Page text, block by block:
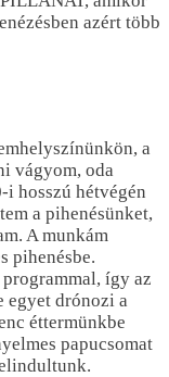
azért több
a
vágyom, oda
i hosszú hétvégén
a pihenésünket,
A munkám
pihenésbe.
így az
egyet drónozi a
éttermünkbe
papucsomat